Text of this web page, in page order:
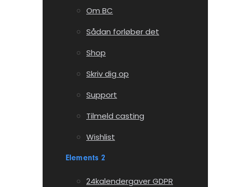
Om BC
Sådan forløber det
Shop
Skriv dig op
Support
Tilmeld casting
Wishlist
Elements 2
24kalendergaver GDPR